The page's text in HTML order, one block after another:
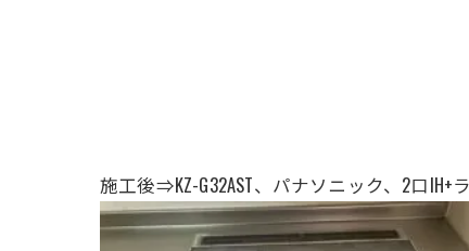
施工後⇒KZ-G32AST、パナソニック、2口IH+